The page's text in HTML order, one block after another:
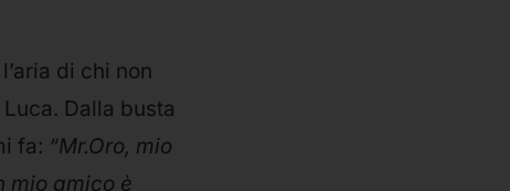
di chi non
Dalla busta
fa: “Mr.Oro, mio
mio amico è